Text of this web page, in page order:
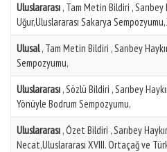
Uluslararası , Tam Metin Bildiri , Sarıbey
Uğur,Uluslararası Sakarya
Ulusal, Tam Metin Bildiri , Sarıbey
Sempozyumu,
Uluslararası , Sözlü Bildiri , Sarıbey
Yönüyle Bodrum Sempozyumu,
Uluslararası , Özet Bildiri , Sarıbey
Necat,Uluslararası XVIII. Ortaçağ ve